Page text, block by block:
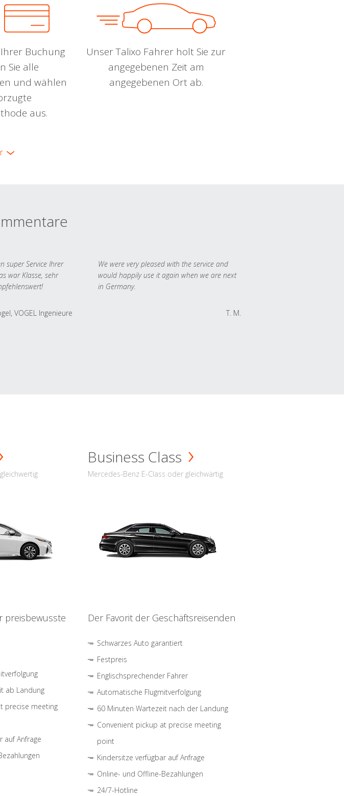
Buchung
Sie alle
und wählen
aus.
Unser Talixo Fahrer holt Sie zur
angegebenen Zeit am
angegebenen Ort ab.
super Service Ihrer
war Klasse, sehr
VOGEL Ingenieure
We were very pleased with the service and
would happily use it again when we are next
in Germany.
T. M.
preisbewusste
ab Landung
precise meeting
auf Anfrage
Business Class
Mercedes-Benz E-Class oder gleichwärtig
Der Favorit der Geschäftsreisenden
Schwarzes Auto garantiert
Festpreis
Englischsprechender Fahrer
Automatische Flugmitverfolgung
60 Minuten Wartezeit nach der Landung
Convenient pickup at precise meeting
point
Kindersitze verfügbar auf Anfrage
Online- und Offline-Bezahlungen
24/7-Hotline